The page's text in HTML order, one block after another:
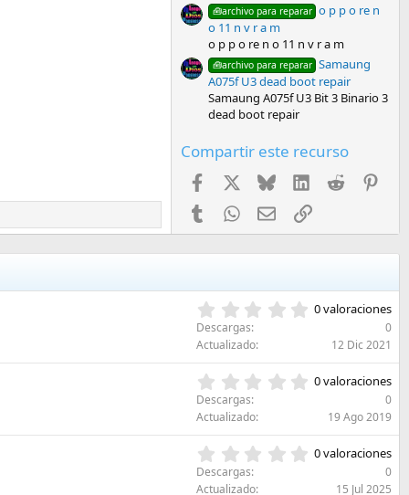
🧰archivo para reparar o p p o re n
o 11 n v r a m
o p p o re n o 11 n v r a m
🧰archivo para reparar Samaung
A075f U3 dead boot repair
Samaung A075f U3 Bit 3 Binario 3
dead boot repair
Compartir este recurso
Facebook Bluesky LinkedInReddit
TumblrWhatsApp
EmailEnlace
0
0
e
s
e
0 valoraciones
Descargas
0
Actualizado
12 Dic 2021
0
0
e
s
0 valoraciones
Descargas
0
Actualizado
19 Ago 2019
0
0 valoraciones
Descargas
0
Actualizado
15 Jul 2025